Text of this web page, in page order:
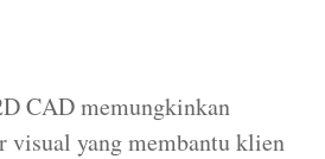
CAD memungkinkan
visual yang membantu klien